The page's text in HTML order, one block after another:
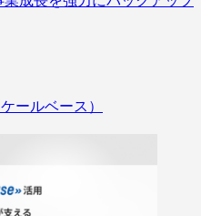
成長を強力にバックアップ
ールベース）